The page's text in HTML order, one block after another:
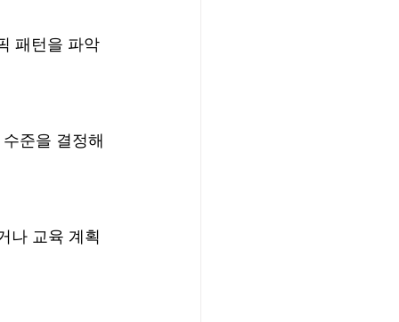
패턴을 파악
준을 결정해
나 교육 계획